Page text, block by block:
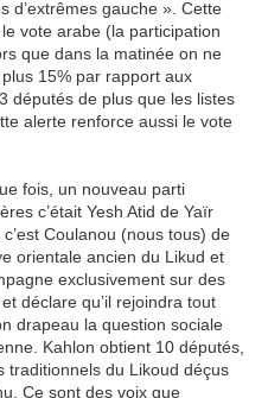
d’extrêmes gauche ». Cette
vote arabe (la participation
que dans la matinée on ne
15% par rapport aux
députés de plus que les listes
alerte renforce aussi le vote
fois, un nouveau parti
c’était Yesh Atid de Yaïr
Coulanou (nous tous) de
orientale ancien du Likud et
exclusivement sur des
déclare qu’il rejoindra tout
drapeau la question sociale
Kahlon obtient 10 députés,
traditionnels du Likoud déçus
Ce sont des voix que